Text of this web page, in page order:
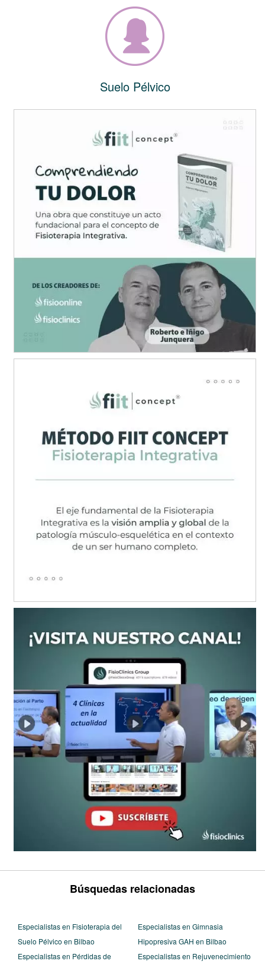
Suelo Pélvico
Búsquedas relacionadas
Especialistas en Fisioterapia del
Suelo Pélvico en Bilbao
Especialistas en Pérdidas de
Especialistas en Gimnasia
Hipopresiva GAH en Bilbao
Especialistas en Rejuvenecimiento